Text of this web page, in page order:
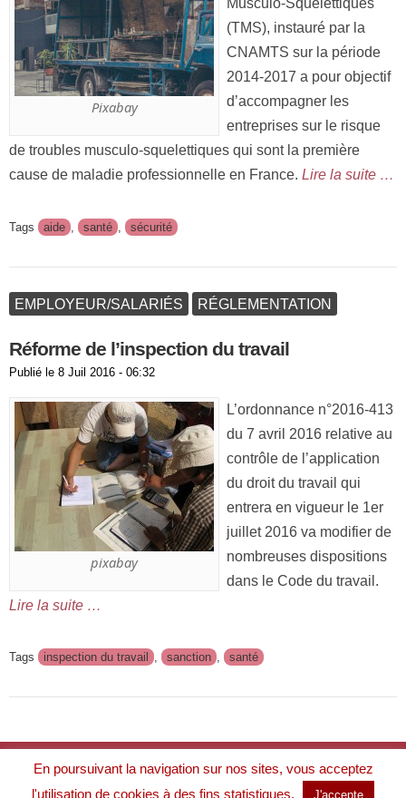
Pixabay
(TMS), instauré par la
CNAMTS sur la période
2014-2017 a pour objectif
d’accompagner les
entreprises sur le risque
de troubles musculo-squelettiques qui sont la première
cause de maladie professionnelle en France. Lire la suite …
Tags aide santé sécurité
EMPLOYEUR/SALARIÉS RÉGLEMENTATION
Réforme de l’inspection du travail
Publié le 8 Juil 2016 - 06:32
pixabay
L’ordonnance n°2016-413
du 7 avril 2016 relative au
contrôle de l’application
du droit du travail qui
entrera en vigueur le 1er
juillet 2016 va modifier de
nombreuses dispositions
dans le Code du travail.
Lire la suite …
Tags inspection du travail sanction santé
Mentions légales
En poursuivant la navigation sur nos sites, vous acceptez
l'utilisation de cookies à des fins statistiques.
J'accepte